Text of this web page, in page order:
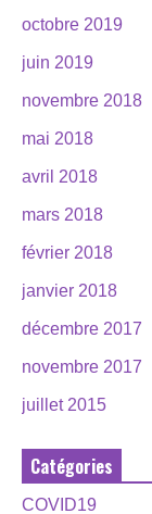
octobre 2019
juin 2019
novembre 2018
mai 2018
avril 2018
mars 2018
février 2018
janvier 2018
décembre 2017
novembre 2017
juillet 2015
Catégories
COVID19